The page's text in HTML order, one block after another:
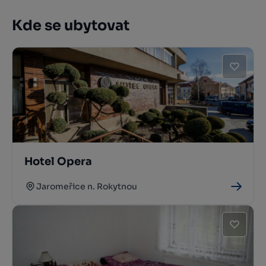
Kde se ubytovat
Hotel Opera
Jaromeřice n. Rokytnou